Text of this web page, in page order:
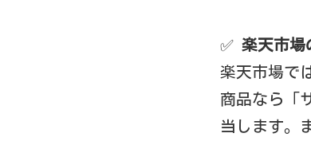
✅ 楽天市場
楽天市場で
商品なら「
当します。